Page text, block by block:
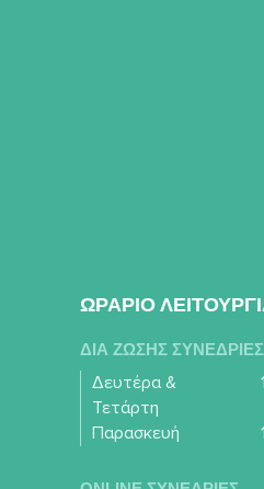
ΩΡΑΡΙΟ
ΔΙΑ ΖΩΣΗΣ ΣΥΝΕΔΡΙΕΣ
Δευτέρα &
Τετάρτη
Παρασκευή